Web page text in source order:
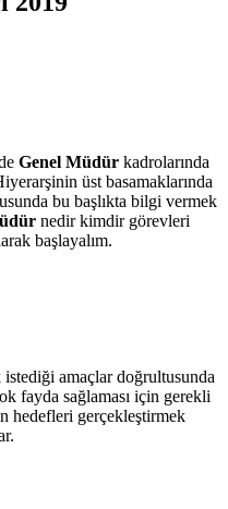
Genel Müdür kadrolarında
üst basamaklarında
bu başlıkta bilgi vermek
nedir kimdir görevleri
başlayalım.
amaçlar doğrultusunda
fayda sağlaması için gerekli
hedefleri gerçekleştirmek